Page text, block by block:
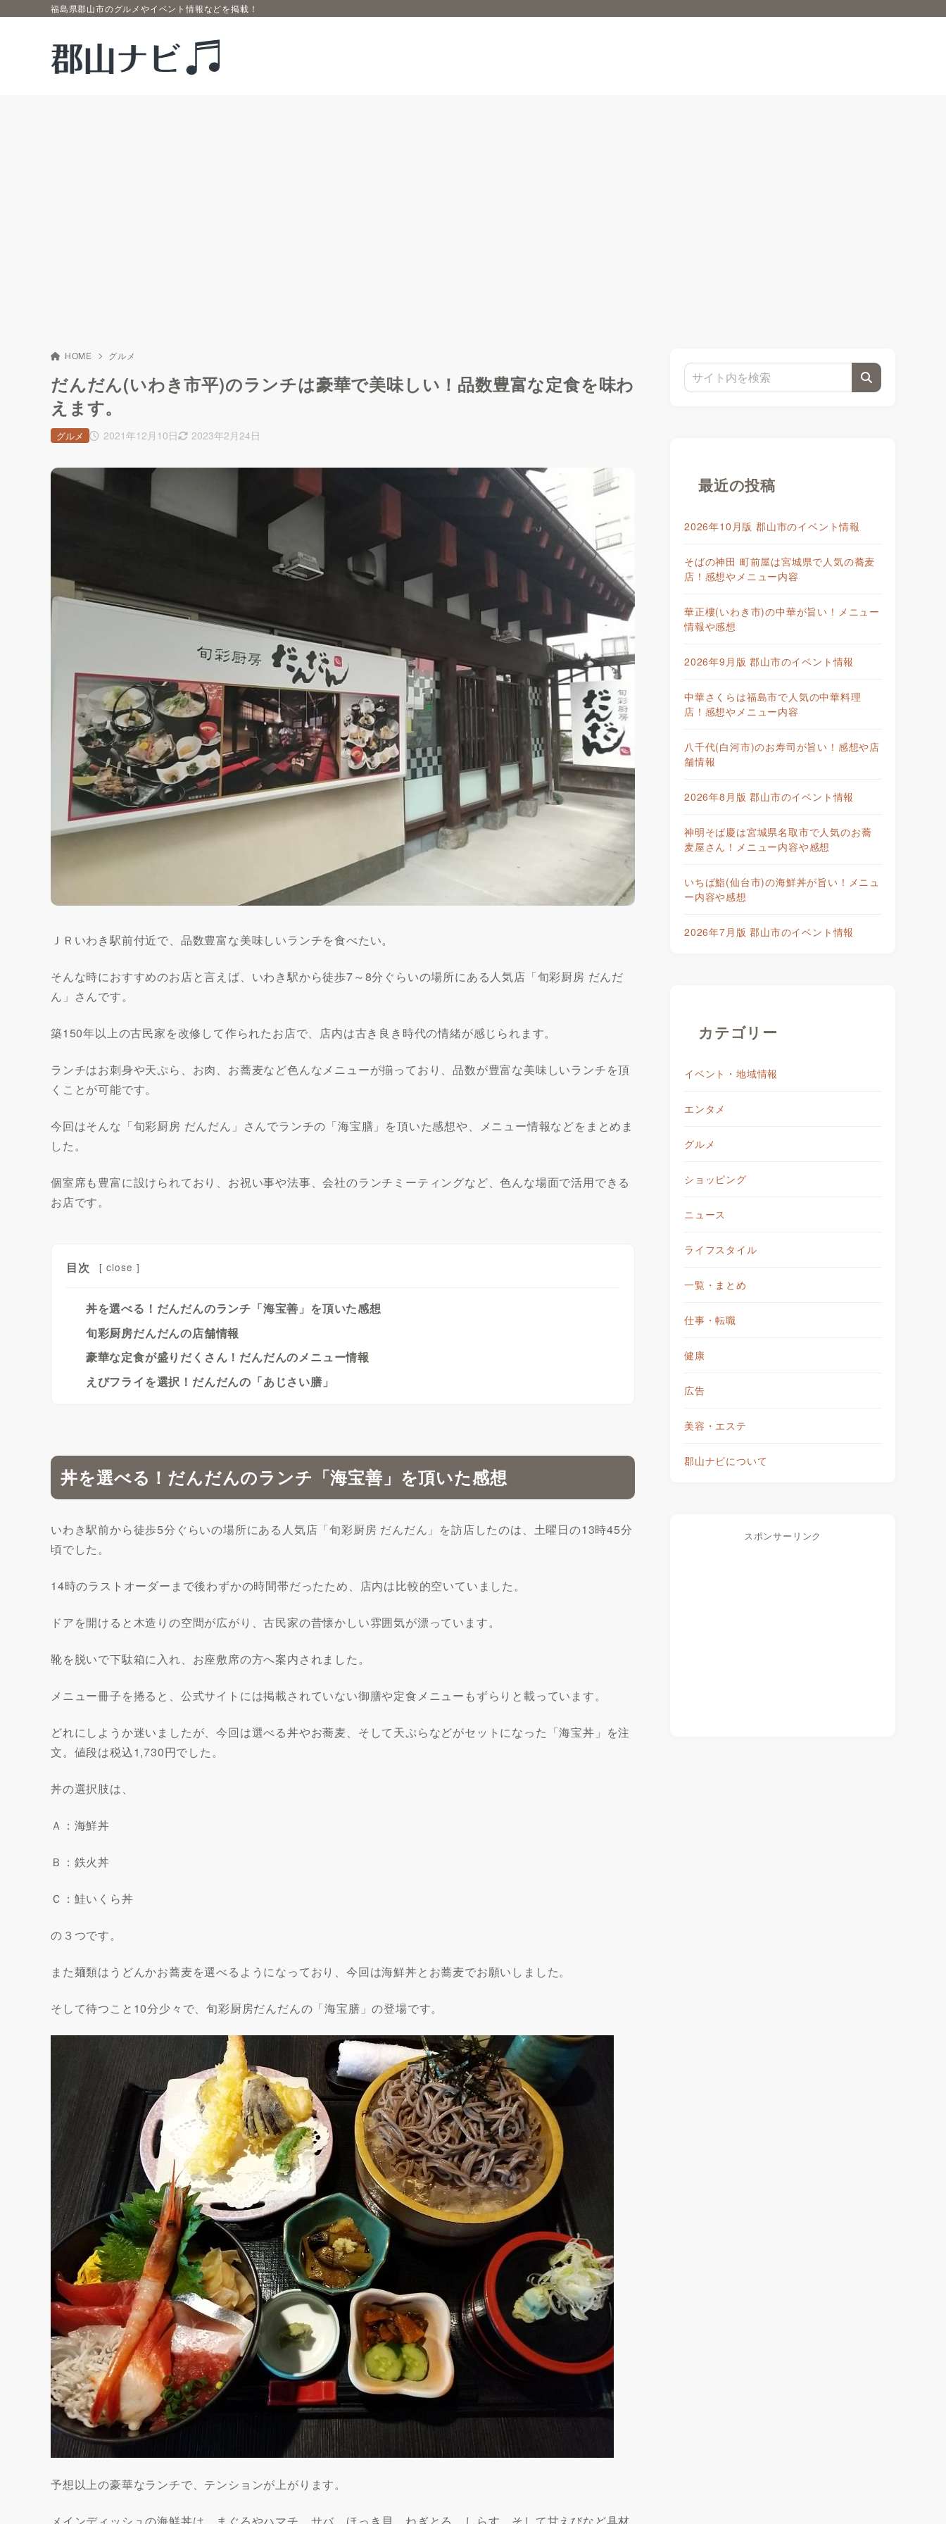
福島県郡山市のグルメやイベント情報などを掲載！
HOME グルメ
だんだん(いわき市平)のランチは豪華で美味しい！品数豊富な定食を味わ
えます。
2021年12月10日 2023年2月24日
グルメ
ＪＲいわき駅前付近で、品数豊富な美味しいランチを食べたい。
そんな時におすすめのお店と言えば、いわき駅から徒歩7～8分ぐらいの場所にある人気店「旬彩厨房 だんだ
ん」さんです。
築150年以上の古民家を改修して作られたお店で、店内は古き良き時代の情緒が感じられます。
ランチはお刺身や天ぷら、お肉、お蕎麦など色んなメニューが揃っており、品数が豊富な美味しいランチを頂
くことが可能です。
今回はそんな「旬彩厨房 だんだん」さんでランチの「海宝膳」を頂いた感想や、メニュー情報などをまとめま
した。
個室席も豊富に設けられており、お祝い事や法事、会社のランチミーティングなど、色んな場面で活用できる
お店です。
目次 [ close ]
丼を選べる！だんだんのランチ「海宝善」を頂いた感想
旬彩厨房だんだんの店舗情報
豪華な定食が盛りだくさん！だんだんのメニュー情報
えびフライを選択！だんだんの「あじさい膳」
丼を選べる！だんだんのランチ「海宝善」を頂いた感想
いわき駅前から徒歩5分ぐらいの場所にある人気店「旬彩厨房 だんだん」を訪店したのは、土曜日の13時45分
頃でした。
14時のラストオーダーまで後わずかの時間帯だったため、店内は比較的空いていました。
ドアを開けると木造りの空間が広がり、古民家の昔懐かしい雰囲気が漂っています。
靴を脱いで下駄箱に入れ、お座敷席の方へ案内されました。
メニュー冊子を捲ると、公式サイトには掲載されていない御膳や定食メニューもずらりと載っています。
どれにしようか迷いましたが、今回は選べる丼やお蕎麦、そして天ぷらなどがセットになった「海宝丼」を注
文。値段は税込1,730円でした。
丼の選択肢は、
Ａ：海鮮丼
Ｂ：鉄火丼
Ｃ：鮭いくら丼
の３つです。
また麺類はうどんかお蕎麦を選べるようになっており、今回は海鮮丼とお蕎麦でお願いしました。
そして待つこと10分少々で、旬彩厨房だんだんの「海宝膳」の登場です。
予想以上の豪華なランチで、テンションが上がります。
メインディッシュの海鮮丼は、まぐろやハマチ、サバ、ほっき貝、ねぎとろ、しらす、そして甘えびなど具材
最近の投稿
2026年10月版 郡山市のイベント情報
そばの神田 町前屋は宮城県で人気の蕎麦
店！感想やメニュー内容
華正樓(いわき市)の中華が旨い！メニュー
情報や感想
2026年9月版 郡山市のイベント情報
中華さくらは福島市で人気の中華料理
店！感想やメニュー内容
八千代(白河市)のお寿司が旨い！感想や店
舗情報
2026年8月版 郡山市のイベント情報
神明そば慶は宮城県名取市で人気のお蕎
麦屋さん！メニュー内容や感想
いちば鮨(仙台市)の海鮮丼が旨い！メニュ
ー内容や感想
2026年7月版 郡山市のイベント情報
カテゴリー
イベント・地域情報
エンタメ
グルメ
ショッピング
ニュース
ライフスタイル
一覧・まとめ
仕事・転職
健康
広告
美容・エステ
郡山ナビについて
スポンサーリンク